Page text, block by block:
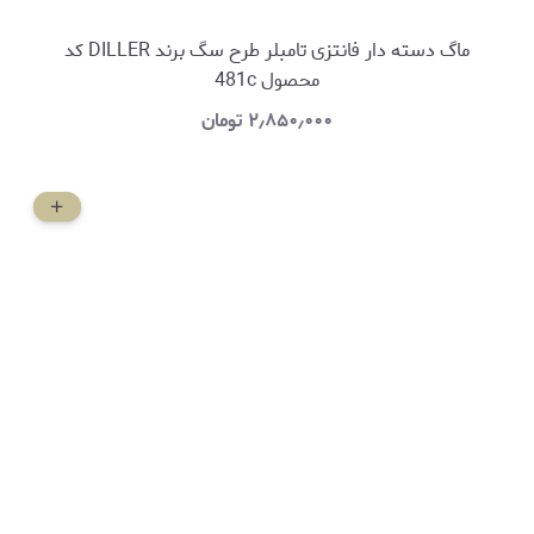
ماگ دسته دار فانتزی تامبلر طرح سگ برند DILLER کد
محصول 481c
۲٫۸۵۰٫۰۰۰ تومان